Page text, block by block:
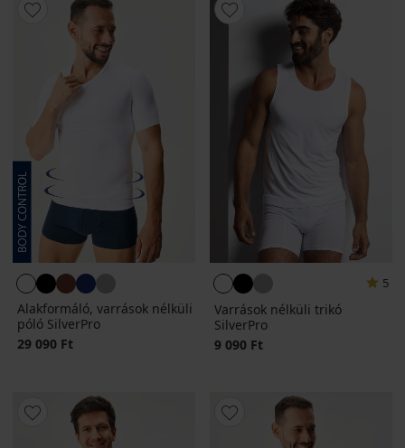
Alakformáló, varrások nélküli
póló SilverPro
29 090 Ft
5
Varrások nélküli trikó
SilverPro
9 090 Ft